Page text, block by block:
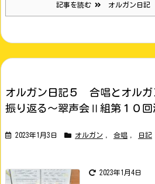
記事を読む オルガン日記
オルガン日記５ 合唱とオルガ
振り返る～翠声会Ⅱ組第１０回
2023年1月3日 オルガン 合唱 日記
2023年1月4日